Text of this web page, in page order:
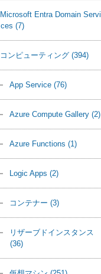
Microsoft Entra Domain Servi
ces (7)
コンピューティング (394)
App Service (76)
Azure Compute Gallery (2)
Azure Functions (1)
Logic Apps (2)
コンテナー (3)
リザーブドインスタンス
(36)